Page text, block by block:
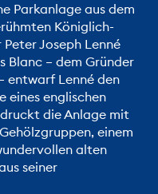
Parkanlage aus dem
Königlich-
Joseph Lenné
Blanc – dem Gründer
entwarf Lenné den
eines englischen
die Anlage mit
einem
alten
seiner